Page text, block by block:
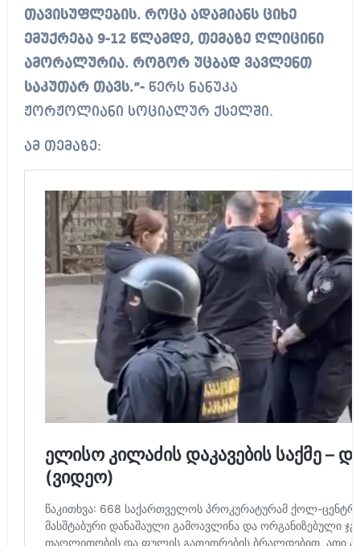
თავისუფლების. როცა ადამიანს ციხე
ემუქრება 9-12 წლამდე, თემაზე ღლიცინი
ამორალურია. როგორ უცბად ვავლენთ
საკუთარ თავს.”-წერს ნანუკა
ჟორჟოლიანი სოციალურ ქსელში.
ამ თემაზე: